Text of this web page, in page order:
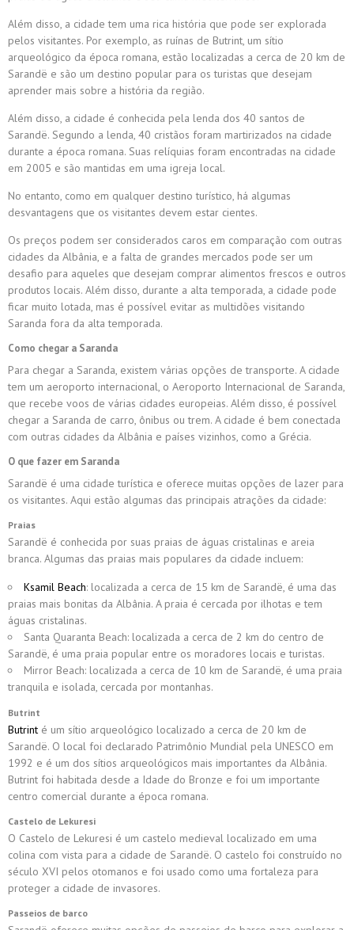
Além disso, a cidade tem uma rica história que pode ser explorada
pelos visitantes. Por exemplo, as ruínas de Butrint, um sítio
arqueológico da época romana, estão localizadas a cerca de 20 km de
Sarandë e são um destino popular para os turistas que desejam
aprender mais sobre a história da região.
Além disso, a cidade é conhecida pela lenda dos 40 santos de
Sarandë. Segundo a lenda, 40 cristãos foram martirizados na cidade
durante a época romana. Suas relíquias foram encontradas na cidade
em 2005 e são mantidas em uma igreja local.
No entanto, como em qualquer destino turístico, há algumas
desvantagens que os visitantes devem estar cientes.
Os preços podem ser considerados caros em comparação com outras
cidades da Albânia, e a falta de grandes mercados pode ser um
desafio para aqueles que desejam comprar alimentos frescos e outros
produtos locais. Além disso, durante a alta temporada, a cidade pode
ficar muito lotada, mas é possível evitar as multidões visitando
Saranda fora da alta temporada.
Como chegar a Saranda
Para chegar a Saranda, existem várias opções de transporte. A cidade
tem um aeroporto internacional, o Aeroporto Internacional de Saranda,
que recebe voos de várias cidades europeias. Além disso, é possível
chegar a Saranda de carro, ônibus ou trem. A cidade é bem conectada
com outras cidades da Albânia e países vizinhos, como a Grécia.
O que fazer em Saranda
Sarandë é uma cidade turística e oferece muitas opções de lazer para
os visitantes. Aqui estão algumas das principais atrações da cidade:
Praias
Sarandë é conhecida por suas praias de águas cristalinas e areia
branca. Algumas das praias mais populares da cidade incluem:
Ksamil Beach: localizada a cerca de 15 km de Sarandë, é uma das
praias mais bonitas da Albânia. A praia é cercada por ilhotas e tem
águas cristalinas.
Santa Quaranta Beach: localizada a cerca de 2 km do centro de
Sarandë, é uma praia popular entre os moradores locais e turistas.
Mirror Beach: localizada a cerca de 10 km de Sarandë, é uma praia
tranquila e isolada, cercada por montanhas.
Butrint
Butrint é um sítio arqueológico localizado a cerca de 20 km de
Sarandë. O local foi declarado Patrimônio Mundial pela UNESCO em
1992 e é um dos sítios arqueológicos mais importantes da Albânia.
Butrint foi habitada desde a Idade do Bronze e foi um importante
centro comercial durante a época romana.
Castelo de Lekuresi
O Castelo de Lekuresi é um castelo medieval localizado em uma
colina com vista para a cidade de Sarandë. O castelo foi construído no
século XVI pelos otomanos e foi usado como uma fortaleza para
proteger a cidade de invasores.
Passeios de barco